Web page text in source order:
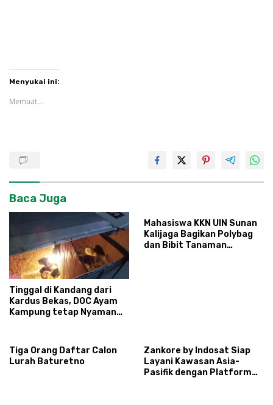
Menyukai ini:
Memuat...
Baca Juga
Tinggal di Kandang dari
Kardus Bekas, DOC Ayam
Kampung tetap Nyaman
Mahasiswa KKN UIN Sunan
Kalijaga Bagikan Polybag
dan Bibit Tanaman
Tiga Orang Daftar Calon
Lurah Baturetno
Zankore by Indosat Siap
Layani Kawasan Asia-
Pasifik dengan Platform